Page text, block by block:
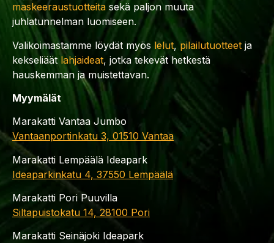
maskeeraustuotteita sekä paljon muuta
juhlatunnelman luomiseen.
Valikoimastamme löydät myös lelut,pilailutuotteet ja
kekseliäät lahjaideat, jotka tekevät hetkestä
hauskemman ja muistettavan.
Myymälät
Marakatti Vantaa Jumbo
Vantaanportinkatu 3, 01510 Vantaa
Marakatti Lempäälä Ideapark
Ideaparkinkatu 4, 37550 Lempäälä
Marakatti Pori Puuvilla
Siltapuistokatu 14, 28100 Pori
Marakatti Seinäjoki Ideapark